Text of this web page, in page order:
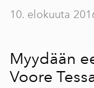
10. elokuuta
Myydään
Voore